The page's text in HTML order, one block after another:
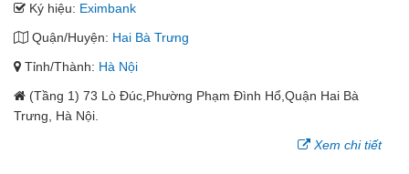
Ký hiệu: Eximbank
Quận/Huyện: Hai Bà Trưng
Tỉnh/Thành: Hà Nội
(Tầng 1) 73 Lò Đúc,Phường Phạm Đình Hổ,Quận Hai Bà
Trưng, Hà Nội.
Xem chi tiết